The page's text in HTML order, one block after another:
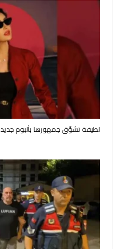
لطيفة تشوّق جمهورها بألبوم جديد